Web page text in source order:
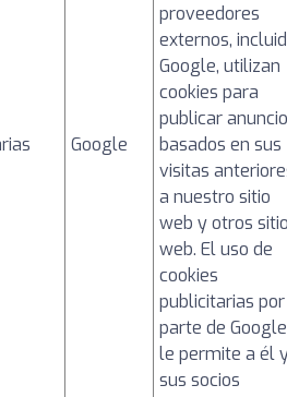
Google
proveedores
externos,
Google, utilizan
cookies para
publicar
basados en sus
visitas
a nuestro sitio
web y otros
web. El uso de
cookies
publicitarias por
parte de Google
le permite a él
sus socios